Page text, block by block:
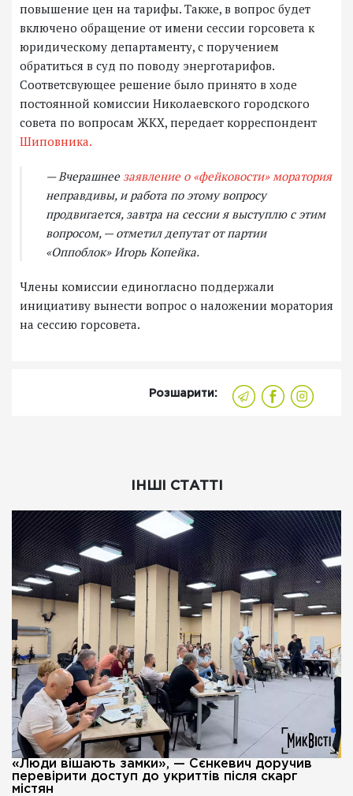
повышение цен на тарифы. Также, в вопрос будет
включено обращение от имени сессии горсовета к
юридическому департаменту, с поручением
обратиться в суд по поводу энерготарифов.
Соответсвующее решение было принято в ходе
постоянной комиссии Николаевского городского
совета по вопросам ЖКХ, передает корреспондент
Шиповника.
— Вчерашнее заявление о «фейковости» моратория
неправдивы, и работа по этому вопросу
продвигается, завтра на сессии я выступлю с этим
вопросом, — отметил депутат от партии
«Оппоблок» Игорь Копейка.
Члены комиссии единогласно поддержали
инициативу вынести вопрос о наложении моратория
на сессию горсовета.
Розшарити:
ІНШІ СТАТТІ
«Люди вішають замки», — Сєнкевич доручив
перевірити доступ до укриттів після скарг
містян